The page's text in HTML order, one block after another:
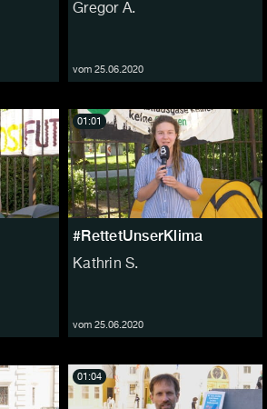
Gregor A.
vom 25.06.2020
#RettetUnserKlima
Kathrin S.
vom 25.06.2020
01:01
01:04